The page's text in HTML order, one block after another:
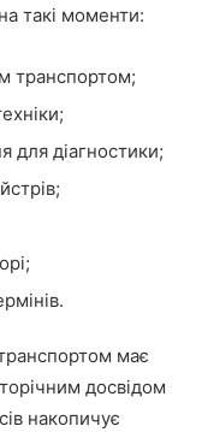
такі моменти:
транспортом;
для діагностики;
має
досвідом
накопичує